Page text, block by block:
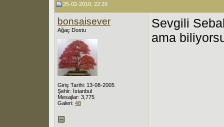
25-02-2010, 22:29
bonsaisever
Ağaç Dostu
Giriş Tarihi: 13-08-2005
Şehir: İstanbul
Mesajlar: 3,775
Galeri: 48
Sevgili
ama